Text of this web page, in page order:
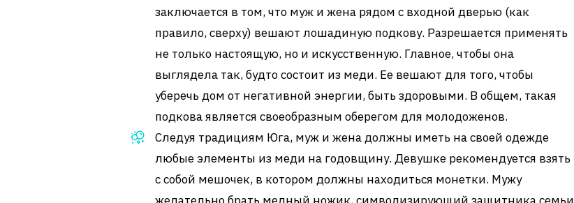
заключается в том, что муж и жена рядом с входной дверью (как
правило, сверху) вешают лошадиную подкову. Разрешается применять
не только настоящую, но и искусственную. Главное, чтобы она
выглядела так, будто состоит из меди. Ее вешают для того, чтобы
уберечь дом от негативной энергии, быть здоровыми. В общем, такая
подкова является своеобразным оберегом для молодоженов.
Следуя традициям Юга, муж и жена должны иметь на своей одежде
любые элементы из меди на годовщину. Девушке рекомендуется взять
с собой мешочек, в котором должны находиться монетки. Мужу